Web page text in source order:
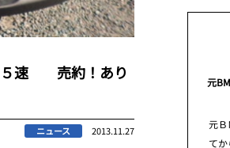
５速 売約！あり
ニュース 2013.11.27
元
元Ｂ
て